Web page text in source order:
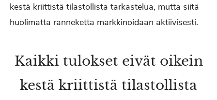
kestä kriittistä tilastollista tarkastelua, mutta siitä
huolimatta ranneketta markkinoidaan aktiivisesti.
Kaikki tulokset eivät oikein
kestä kriittistä tilastollista